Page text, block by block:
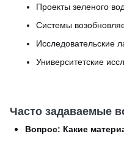
Проекты зеленого
Системы
Исследовательские
Университетские
Часто задаваемые
Вопрос: Какие